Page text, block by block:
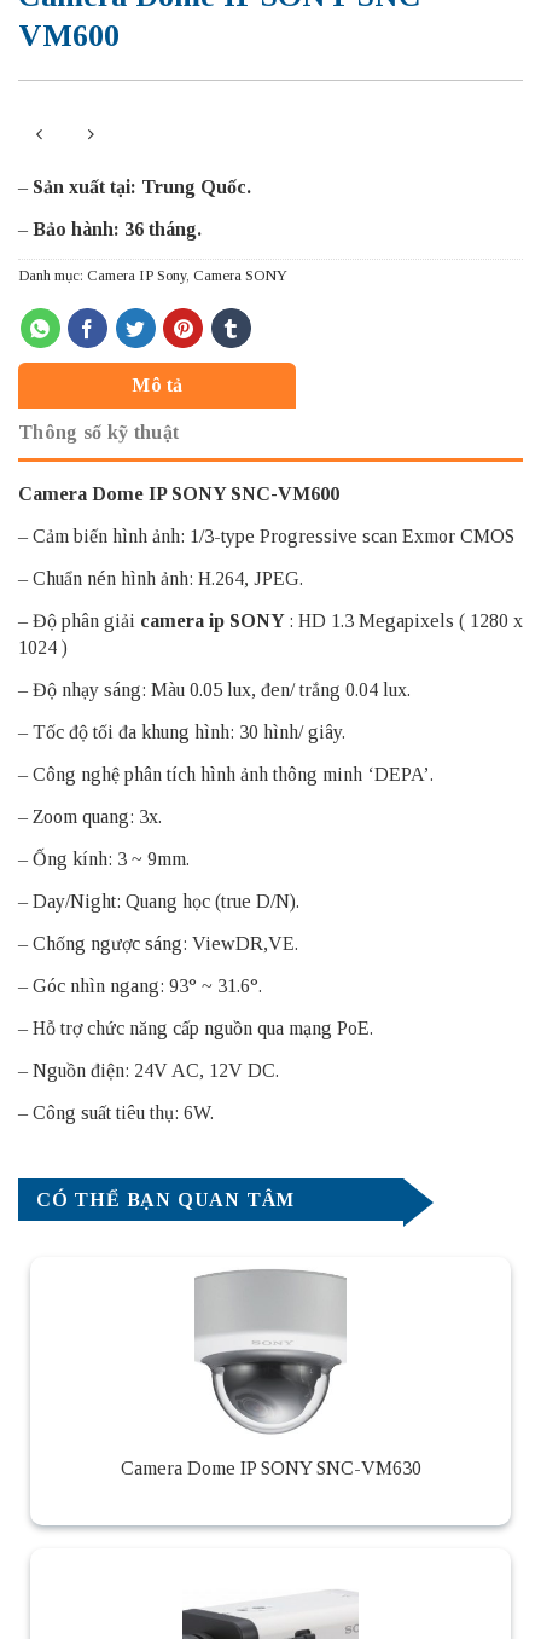
VM600
– Sản xuất tại: Trung Quốc.
– Bảo hành: 36 tháng.
Danh mục: Camera IP Sony, Camera SONY
Mô tả
Thông số kỹ thuật
Camera Dome IP SONY SNC-VM600
– Cảm biến hình ảnh: 1/3-type Progressive scan Exmor CMOS
– Chuẩn nén hình ảnh: H.264, JPEG.
– Độ phân giải camera ip SONY : HD 1.3 Megapixels ( 1280 x
1024 )
– Độ nhạy sáng: Màu 0.05 lux, đen/ trắng 0.04 lux.
– Tốc độ tối đa khung hình: 30 hình/ giây.
– Công nghệ phân tích hình ảnh thông minh ‘DEPA’.
– Zoom quang: 3x.
– Ống kính: 3 ~ 9mm.
– Day/Night: Quang học (true D/N).
– Chống ngược sáng: ViewDR,VE.
– Góc nhìn ngang: 93° ~ 31.6°.
– Hỗ trợ chức năng cấp nguồn qua mạng PoE.
– Nguồn điện: 24V AC, 12V DC.
– Công suất tiêu thụ: 6W.
CÓ THỂ BẠN QUAN TÂM
Camera Dome IP SONY SNC-VM630